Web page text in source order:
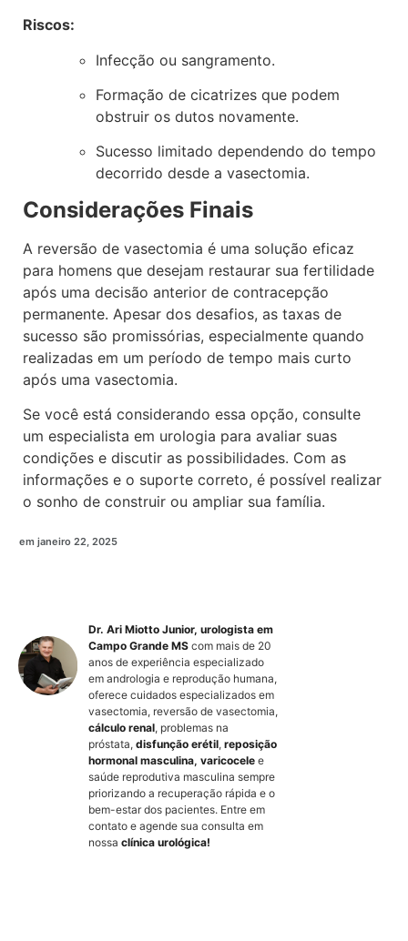
Riscos:
Infecção ou sangramento.
Formação de cicatrizes que podem
obstruir os dutos novamente.
Sucesso limitado dependendo do tempo
decorrido desde a vasectomia.
Considerações Finais
A reversão de vasectomia é uma solução eficaz
para homens que desejam restaurar sua fertilidade
após uma decisão anterior de contracepção
permanente. Apesar dos desafios, as taxas de
sucesso são promissórias, especialmente quando
realizadas em um período de tempo mais curto
após uma vasectomia.
Se você está considerando essa opção, consulte
um especialista em urologia para avaliar suas
condições e discutir as possibilidades. Com as
informações e o suporte correto, é possível realizar
o sonho de construir ou ampliar sua família.
em janeiro 22, 2025
Dr. Ari Miotto Junior, urologista em
Campo Grande MS com mais de 20
anos de experiência especializado
em andrologia e reprodução humana,
oferece cuidados especializados em
vasectomia, reversão de vasectomia,
cálculo renal, problemas na
próstata, disfunção erétil, reposição
hormonal masculina, varicocele e
saúde reprodutiva masculina sempre
priorizando a recuperação rápida e o
bem-estar dos pacientes. Entre em
contato e agende sua consulta em
nossa clínica urológica!